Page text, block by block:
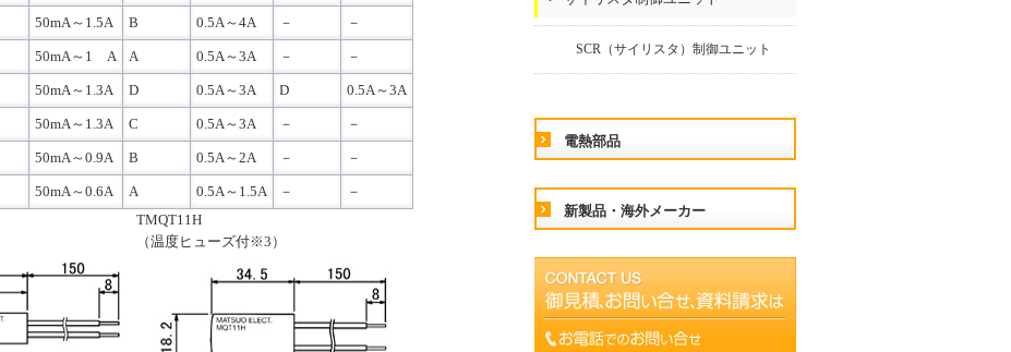
50mA～1.5A B 0.5A～4A － －
50mA～1 A A 0.5A～3A － －
50mA～1.3A D 0.5A～3A D 0.5A～3A
50mA～1.3A C 0.5A～3A － －
50mA～0.9A B 0.5A～2A － －
50mA～0.6A A 0.5A～1.5A － －
TMQT11H
（温度ヒューズ付※3）
SCR（サイリスタ）制御ユニット
電熱部品
新製品・海外メーカー